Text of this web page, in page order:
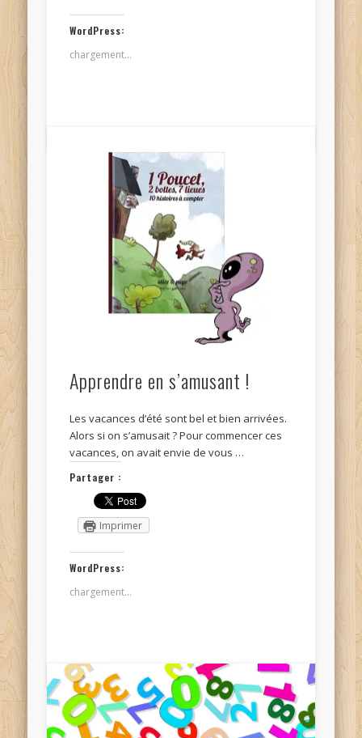
WordPress:
chargement…
Apprendre en s’amusant !
Les vacances d’été sont bel et bien arrivées.
Alors si on s’amusait ? Pour commencer ces
vacances, on avait envie de vous …
Partager :
Imprimer
WordPress:
chargement…